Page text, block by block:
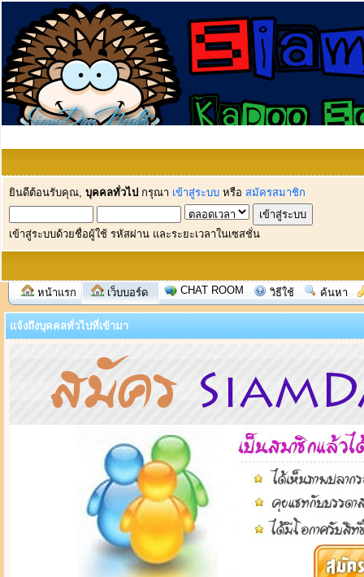
ยินดีต้อนรับคุณ, บุคคลทั่วไป กรุณา เข้าสู่ระบบ หรือ สมัครสมาชิก
เข้าสู่ระบบด้วยชื่อผู้ใช้ รหัสผ่าน และระยะเวลาในเซสชั่น
หน้าแรก เว็บบอร์ด CHAT ROOM วิธีใช้ ค้นหา
แจ้งถึงบุคคลทั่วไปที่เข้ามา